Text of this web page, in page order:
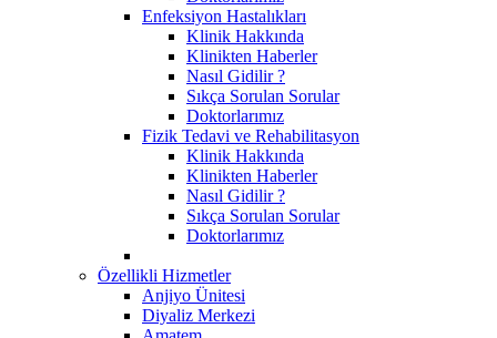
Enfeksiyon Hastalıkları
Klinik Hakkında
Klinikten Haberler
Nasıl Gidilir ?
Sıkça Sorulan Sorular
Doktorlarımız
Fizik Tedavi ve Rehabilitasyon
Klinik Hakkında
Klinikten Haberler
Nasıl Gidilir ?
Sıkça Sorulan Sorular
Doktorlarımız
Özellikli Hizmetler
Anjiyo Ünitesi
Diyaliz Merkezi